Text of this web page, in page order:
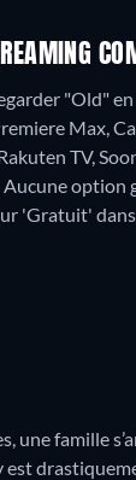
"Old"
Max,
TV,
Aucune option
'Gratuit'
une famille